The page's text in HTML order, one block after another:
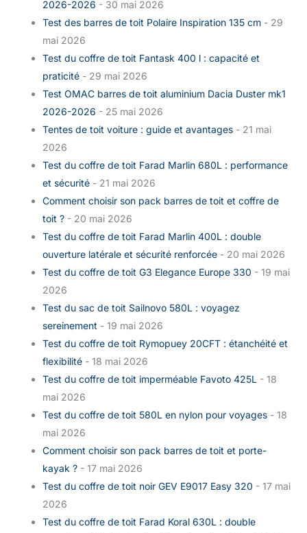
2026-2026 - 30 mai 2026
Test des barres de toit Polaire Inspiration 135 cm - 29
mai 2026
Test du coffre de toit Fantask 400 l : capacité et
praticité - 29 mai 2026
Test OMAC barres de toit aluminium Dacia Duster mk1
2026-2026 - 25 mai 2026
Tentes de toit voiture : guide et avantages - 21 mai
2026
Test du coffre de toit Farad Marlin 680L : performance
et sécurité - 21 mai 2026
Comment choisir son pack barres de toit et coffre de
toit ? - 20 mai 2026
Test du coffre de toit Farad Marlin 400L : double
ouverture latérale et sécurité renforcée - 20 mai 2026
Test du coffre de toit G3 Elegance Europe 330 - 19 mai
2026
Test du sac de toit Sailnovo 580L : voyagez
sereinement - 19 mai 2026
Test du coffre de toit Rymopuey 20CFT : étanchéité et
flexibilité - 18 mai 2026
Test du coffre de toit imperméable Favoto 425L - 18
mai 2026
Test du coffre de toit 580L en nylon pour voyages - 18
mai 2026
Comment choisir son pack barres de toit et porte-
kayak ? - 17 mai 2026
Test du coffre de toit noir GEV E9017 Easy 320 - 17 mai
2026
Test du coffre de toit Farad Koral 630L : double